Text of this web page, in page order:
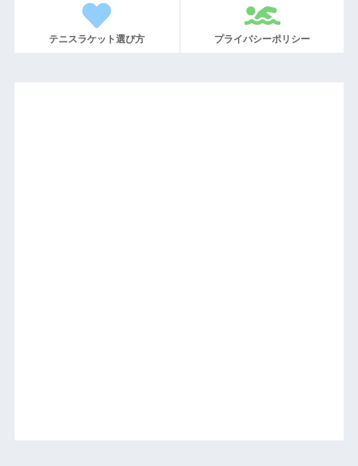
テニスラケット選び方 プライバシーポリシー